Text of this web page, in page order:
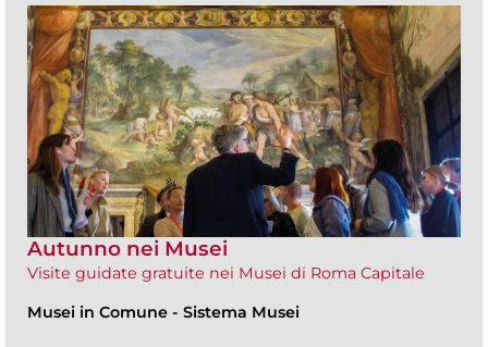
Autunno nei Musei
Visite guidate gratuite nei Musei di Roma Capitale
Musei in Comune - Sistema Musei